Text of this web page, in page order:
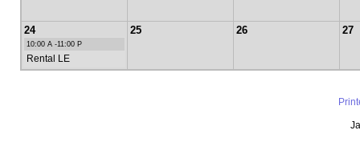
24
10:00 A -11:00 P
Rental LE
25 26 27